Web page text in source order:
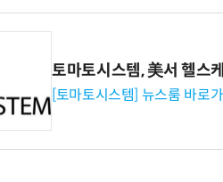
토마토시스템, 美서 헬스
[토마토시스템] 뉴스룸 바로